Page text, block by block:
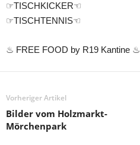
☞TISCHKICKER☜
☞TISCHTENNIS☜
♨ FREE FOOD by R19 Kantine ♨
Vorheriger Artikel
Bilder vom Holzmarkt-
Mörchenpark